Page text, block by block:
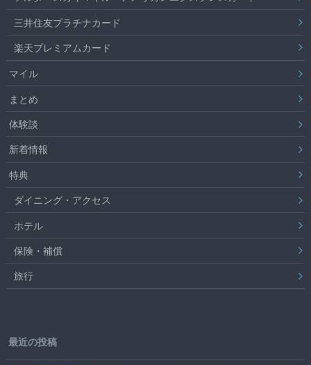
三井住友プラチナカード
楽天プレミアムカード
マイル
まとめ
体験談
新着情報
特典
ダイニング・アクセス
ホテル
保険・補償
旅行
最近の投稿